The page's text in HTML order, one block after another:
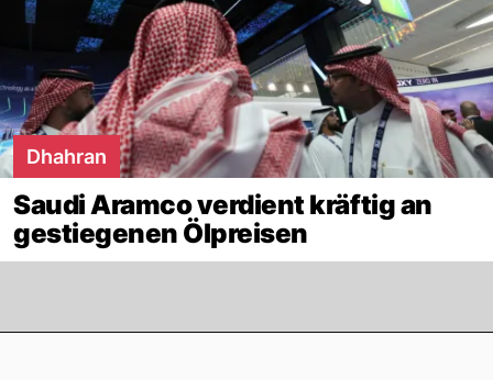
Dhahran
Saudi Aramco verdient kräftig an
gestiegenen Ölpreisen